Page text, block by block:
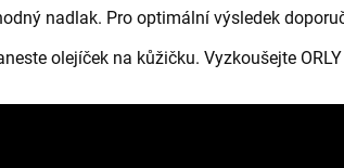
nadlak. Pro optimální výsledek
olejíček na kůžičku. Vyzkoušejte